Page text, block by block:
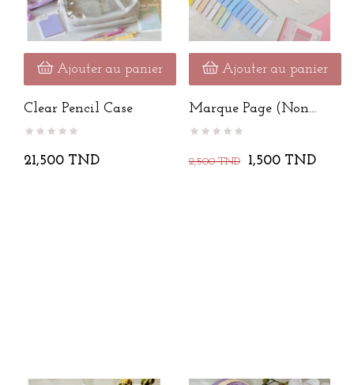
Ajouter au panier
Clear Pencil Case
21,500 TND
Ajouter au panier
Marque Page (non
Collante)
2,500 TND 1,500 TND